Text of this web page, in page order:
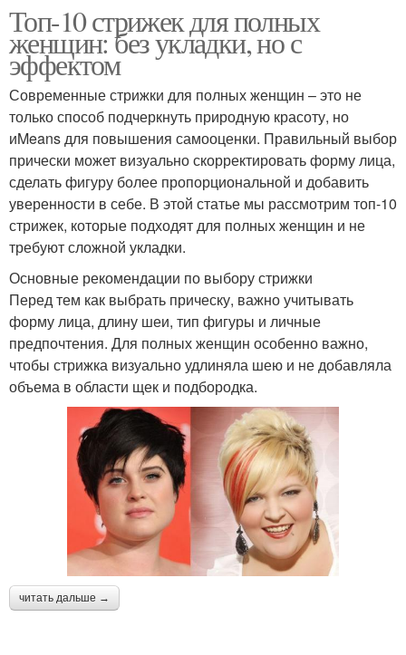
Топ-10 стрижек для полных
женщин: без укладки, но с
эффектом
Современные стрижки для полных женщин – это не
только способ подчеркнуть природную красоту, но
иMeans для повышения самооценки. Правильный выбор
прически может визуально скорректировать форму лица,
сделать фигуру более пропорциональной и добавить
уверенности в себе. В этой статье мы рассмотрим топ-10
стрижек, которые подходят для полных женщин и не
требуют сложной укладки.
Основные рекомендации по выбору стрижки
Перед тем как выбрать прическу, важно учитывать
форму лица, длину шеи, тип фигуры и личные
предпочтения. Для полных женщин особенно важно,
чтобы стрижка визуально удлиняла шею и не добавляла
объема в области щек и подбородка.
читать дальше →